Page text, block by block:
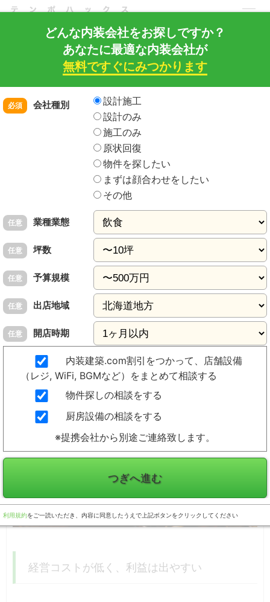
店舗・住宅・建築工事の内装建築ドットコム
店舗HACKS トップ
店舗開発ノウハウ
独立開業
内装の依頼先 をお探しの方はこちら
開業するなら焼き鳥屋さんがオススメ！その2大
焼き鳥屋は比較的低コストで始められる飲食店のうちの一つです。焼き鳥
屋、焼き鳥専門店というとやはり大衆的なイメージが強いため、内装費が
節約出来ます。また焼き鳥は一緒にお酒も販売でき、そもそもの原価も安
いため、利益を出しやすいのです。いかにコストをセーブし、単価を上げ
るかが成功のカギとなります。
経営コストが低く、利益は出やすい
どんな内装会社をお探しですか？
あなたに最適な内装会社が
無料ですぐにみつかります
必須 会社種別
設計施工
設計のみ
施工のみ
原状回復
物件を探したい
まずは顔合わせをしたい
その他
任意 業種業態
任意 坪数
任意 予算規模
任意 出店地域
任意 開店時期
内装建築.com割引をつかって、店舗設備
（レジ, WiFi, BGMなど）をまとめて相談する
物件探しの相談をする
厨房設備の相談をする
※提携会社から別途ご連絡致します。
つぎへ進む
利用規約をご一読いただき、内容に同意したうえで上記ボタンをクリックしてください